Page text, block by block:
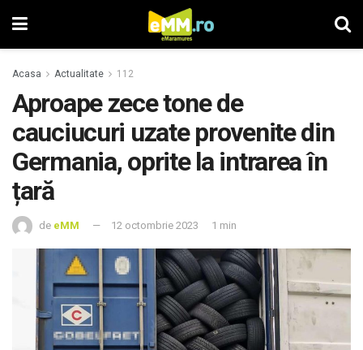
Acasa Actualitate 112
Aproape zece tone de
cauciucuri uzate provenite din
Germania, oprite la intrarea în
țară
de eMM 12 octombrie 2023 1 min